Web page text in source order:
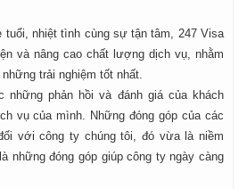
tuổi, nhiệt tình cùng sự tận tâm, 247 Visa
và nâng cao chất lượng dịch vụ, nhằm
trải nghiệm tốt nhất.
những phản hồi và đánh giá của khách
vụ của mình. Những đóng góp của các
với công ty chúng tôi, đó vừa là niềm
những đóng góp giúp công ty ngày càng